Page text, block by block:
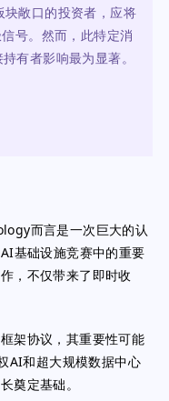
块敞口的投资者，应将
号。然而，此特定消
有者影响最为显著。
而言是一次巨大的认
基础设施竞赛中的重要
，不仅带来了即时收
架协议，其重要性可能
AI和超大规模数据中心
奠定基础。